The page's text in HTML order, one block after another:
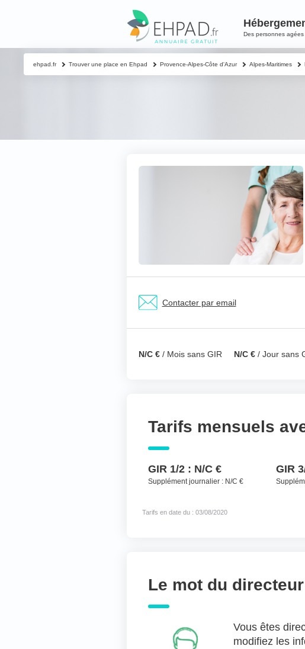
Des personnes agées
Contacter un proche
Votre nom & prénom *
Nom & prénom du résident à
Contacter par email
N/C € / Mois sans GIR N/C € / Jour sans
Tarifs mensuels
GIR 1/2 : N/C €
Supplément journalier : N/C €
GIR
Tarifs en date du : 03/08/2020
Le mot du directeur
Vous êtes
modifiez les
ehpad.fr Trouver une place en Ehpad Provence-Alpes-Côte d'Azur Alpes-Maritimes